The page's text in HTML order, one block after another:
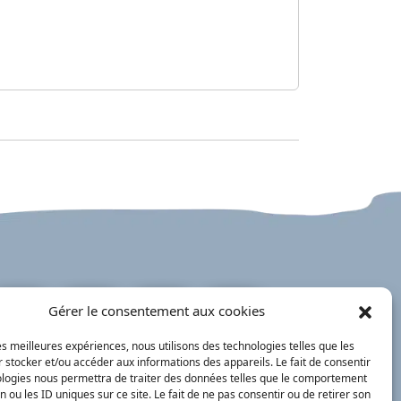
Gérer le consentement aux cookies
meilleures expériences, nous utilisons des technologies telles que les
stocker et/ou accéder aux informations des appareils. Le fait de consentir
nous permettra de traiter des données telles que le comportement
ou les ID uniques sur ce site. Le fait de ne pas consentir ou de retirer son
Démarches
Contacts
Mentions
Plan du site